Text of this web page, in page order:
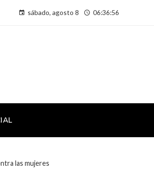
sábado, agosto 8 06:36:57
las mujeres